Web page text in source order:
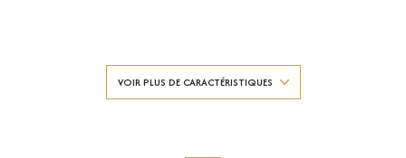
VOIR PLUS DE CARACTÉRISTIQUES